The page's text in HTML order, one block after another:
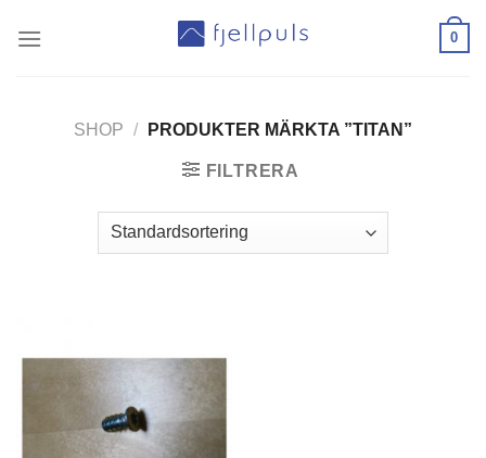
0
SHOP / PRODUKTER MÄRKTA ”TITAN”
FILTRERA